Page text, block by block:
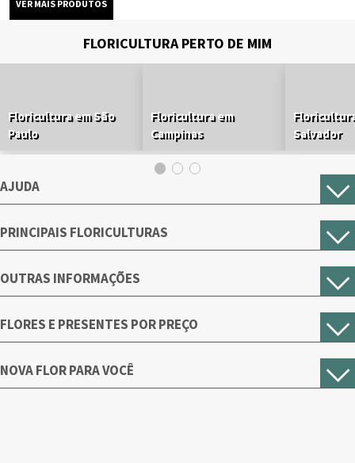
FLORICULTURA PERTO DE MIM
Floricultura em São
Paulo
Floricultura em
Campinas
Salvador
AJUDA
PRINCIPAIS FLORICULTURAS
OUTRAS INFORMAÇÕES
FLORES E PRESENTES POR PREÇO
NOVA FLOR PARA VOCÊ